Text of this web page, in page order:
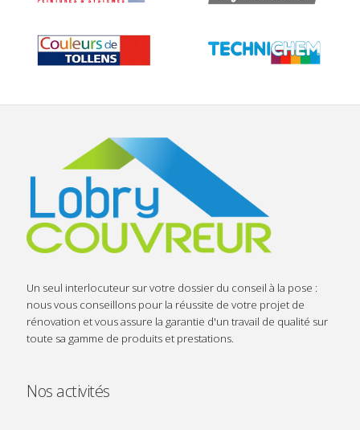
Un seul interlocuteur sur votre dossier du conseil à la pose :
nous vous conseillons pour la réussite de votre projet de
rénovation et vous assure la garantie d'un travail de qualité sur
toute sa gamme de produits et prestations.
Nos activités